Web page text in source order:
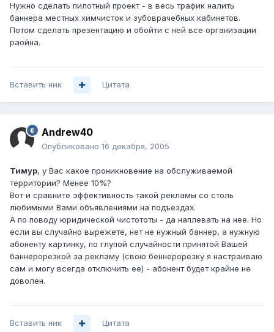
Нужно сделать пилотный проект - в весь трафик налить
баннера местных химчисток и зубоврачебных кабинетов.
Потом сделать презентацию и обойти с ней все организации
раойна.
Вставить ник Цитата
Andrew40
Опубликовано 16 декабря, 2005
Тимур, у Вас какое проникновение на обслуживаемой
территории? Менее 10%?
Вот и сравните эффективность такой рекламы со столь
любимыми Вами объявлениями на подъездах.
А по поводу юридической чистототы - да наплевать на нее. Но
если вы случайно вырежете, нет не нужный баннер, а нужную
абоненту картинку, по глупой случайности принятой Вашей
баннерорезкой за рекламу (свою беннерорезку я настраиваю
сам и могу всегда отключить ее) - абонент будет крайне не
доволен.
Вставить ник Цитата